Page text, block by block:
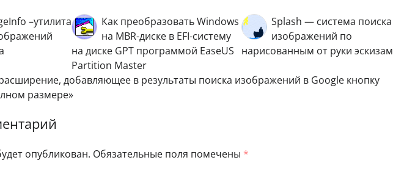
–утилита
Как преобразовать Windows
на MBR-диске в EFI-систему
на диске GPT программой EaseUS
Partition Master
Splash — система поиска
изображений по
нарисованным от руки эскизам
добавляющее в результаты поиска изображений в Google кнопку
размере»
опубликован. Обязательные поля помечены *